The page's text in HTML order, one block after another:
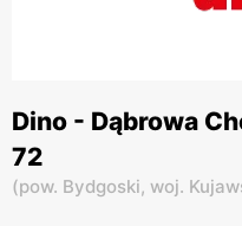
Dino - Dąbrowa
72
(pow. Bydgoski, woj.